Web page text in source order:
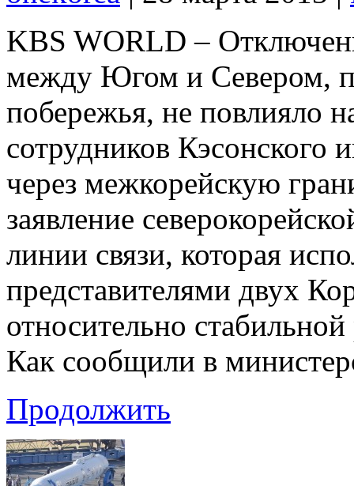
KBS WORLD –
между Югом и Севером,
побережья, не повлияло
сотрудников Кэсонского
через межкорейскую
заявление
линии связи, которая
представителями двух
относительно
Как сообщили в
Продолжить